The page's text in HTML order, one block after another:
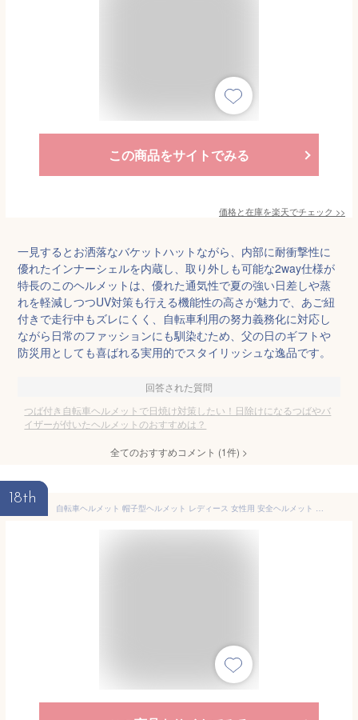
この商品をサイトでみる
価格と在庫を楽天でチェック >>
一見するとお洒落なバケットハットながら、内部に耐衝撃性に
優れたインナーシェルを内蔵し、取り外しも可能な2way仕様が
特長のこのヘルメットは、優れた通気性で夏の強い日差しや蒸
れを軽減しつつUV対策も行える機能性の高さが魅力で、あご紐
付きで走行中もズレにくく、自転車利用の努力義務化に対応し
ながら日常のファッションにも馴染むため、父の日のギフトや
防災用としても喜ばれる実用的でスタイリッシュな逸品です。
回答された質問
つば付き自転車ヘルメットで日焼け対策したい！日除けになるつばやバ
イザーが付いたヘルメットのおすすめは？
全てのおすすめコメント (1件) >
18th
自転車ヘルメット 帽子型ヘルメット レディース 女性用 安全ヘルメット ベレー帽風 ふわふわ 防寒 あったか 厚手 軽量 通気性 つば付き UV対策 日よけ 防風紐付き 取り外し可能 おしゃれ かわいい カジュアル 秋冬用 防災対策 お出かけ 頭部保護